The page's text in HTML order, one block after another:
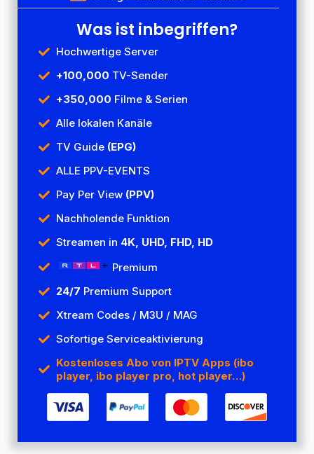
Was ist inbegriffen?
Hochwertige Server
+100,000 TV-Sender
+350,000 Filme & Serien
Alle lokalen Kanäle
TV Guide (EPG)
ALLE PPV-EVENTS
Pay Per View (PPV)
Nachholende Funktion
Streamen in 4K, UHD, FHD, HD
Premium
24/7 Premium Support
Xtream Codes / M3U / MAG
Sofortige Serviceaktivierung
Kostenloses Abo von IPTV Apps (ibo
player, ibo player pro, hot player…)